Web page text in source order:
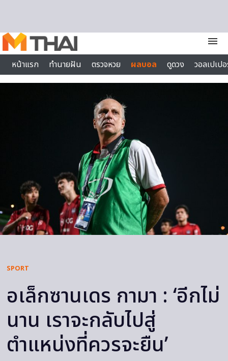
menu
หน้าแรก
ทำนายฝัน ตรวจหวย ผลบอล ดูดวง
วอลเปเป
ไลฟ์สไตล์
SPORT
อเล็กซานเดร กามา : ‘อีกไม่
นาน เราจะกลับไปสู่
ตำแหน่งที่ควรจะยืน’